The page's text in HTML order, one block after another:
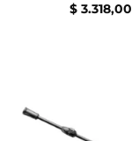
$ 3.318,00